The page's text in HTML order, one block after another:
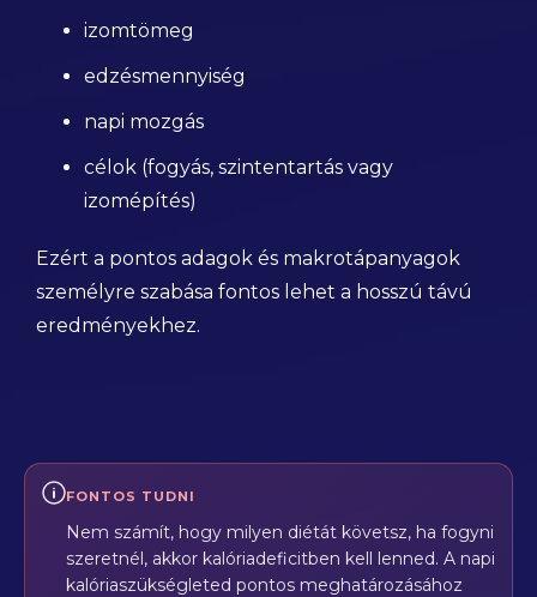
izomtömeg
edzésmennyiség
napi mozgás
célok (fogyás, szintentartás vagy
izomépítés)
Ezért a pontos adagok és makrotápanyagok
személyre szabása fontos lehet a hosszú távú
eredményekhez.
FONTOS TUDNI
Nem számít, hogy milyen diétát követsz, ha fogyni
szeretnél, akkor kalóriadeficitben kell lenned. A napi
kalóriaszükségleted pontos meghatározásához